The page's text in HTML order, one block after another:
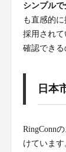
シンプル
も直感的
採用され
確認できる
日本
RingConn
けていま